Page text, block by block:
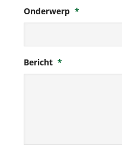
Onderwerp *
Bericht *